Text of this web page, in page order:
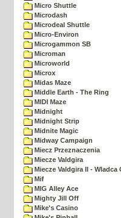
Micro Shuttle
Microdash
Microdeal Shuttle
Micro-Environ
Microgammon SB
Microman
Microworld
Microx
Midas Maze
Middle Earth - The Ring
MIDI Maze
Midnight
Midnight Strip
Midnite Magic
Midway Campaign
Miecz Przeznaczenia
Miecze Valdgira
Miecze Valdgira II - Wladca
Mif
MIG Alley Ace
Mighty Jill Off
Mike's Casino